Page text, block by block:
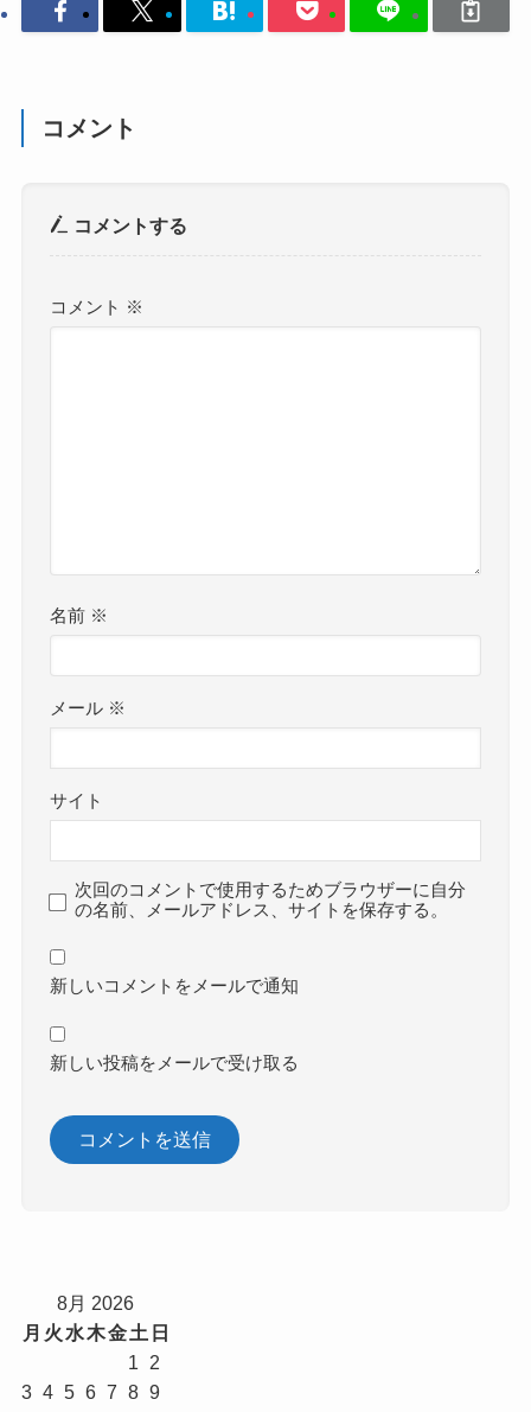
コメント
コメントする
コメント ※
名前 ※
メール ※
サイト
次回のコメントで使用するためブラウザーに自分
の名前、メールアドレス、サイトを保存する。
新しいコメントをメールで通知
新しい投稿をメールで受け取る
8月 2026
月 火 水木金土 日
1
2
3 4 5 6 7 8 9